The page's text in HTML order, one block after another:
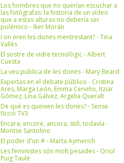
Los hombres que no querían escuchar a
las fotógrafas: la historia de un vídeo
que a estas alturas no debería ser
polémico - Iker Morán
I on eren les dones mentrestant? - Tina
Vallès
El sostre de vidre tecnològic - Albert
Cuesta
La veu pública de les dones - Mary Beard
Expertas en el debate público - Cristina
Ares, Marga León, Emma Cerviño, Itziar
Gómez, Lina Gálvez, Argelia Queralt
De què es queixen les dones? - Sense
ficció TV3
Encara, encore, ancora, still, todavía -
Montse Santolino
El poder d'un # - Marta Aymerich
Les feministes són molt pesades - Oriol
Puig Taulé